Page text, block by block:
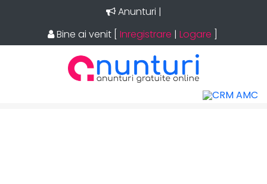
Anunturiimo
Bine ai venit
Inregistrare | Logare